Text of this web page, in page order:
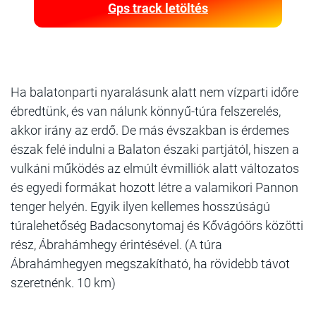
Gps track letöltés
Ha balatonparti nyaralásunk alatt nem vízparti időre
ébredtünk, és van nálunk könnyű-túra felszerelés,
akkor irány az erdő. De más évszakban is érdemes
észak felé indulni a Balaton északi partjától, hiszen a
vulkáni működés az elmúlt évmilliók alatt változatos
és egyedi formákat hozott létre a valamikori Pannon
tenger helyén. Egyik ilyen kellemes hosszúságú
túralehetőség Badacsonytomaj és Kővágóörs közötti
rész, Ábrahámhegy érintésével. (A túra
Ábrahámhegyen megszakítható, ha rövidebb távot
szeretnénk. 10 km)